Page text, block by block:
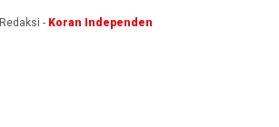
Redaksi -Koran Independen